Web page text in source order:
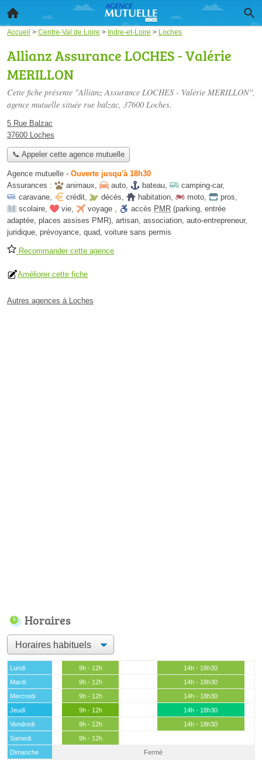
Accueil > Centre-Val de Loire > Indre-et-Loire > Loches
Allianz Assurance LOCHES - Valérie
MERILLON
Cette fiche présente "Allianz Assurance LOCHES - Valérie MERILLON",
agence mutuelle située rue balzac, 37600 Loches.
5 Rue Balzac
37600 Loches
📞 Appeler cette agence mutuelle
Agence mutuelle - Ouverte jusqu'à 18h30
Assurances :
animaux, auto, bateau, camping-car,
caravane, crédit, décès, habitation, moto, pros,
scolaire, vie, voyage , accès PMR (parking, entrée
adaptée, places assises PMR), artisan, association, auto-entrepreneur,
juridique, prévoyance, quad, voiture sans permis
Recommander cette agence
Améliorer cette fiche
Autres agences à Loches
Horaires
Lundi 9h - 12h
14h - 18h30
Mardi
9h - 12h
14h - 18h30
Mercredi
9h - 12h
14h - 18h30
Jeudi
9h - 12h
14h - 18h30
Vendredi
9h - 12h
14h - 18h30
Samedi
9h - 12h
Dimanche
Fermé